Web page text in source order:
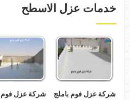
خدمات عزل الاسطح
شركة عزل فوم باملج شركة عزل فوم